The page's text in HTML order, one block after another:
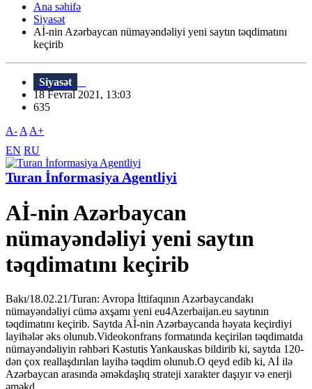
Ana səhifə
Siyasət
Aİ-nin Azərbaycan nümayəndəliyi yeni saytın təqdimatını
keçirib
Siyasət
18 Fevral 2021, 13:03
635
A- A A+
EN RU
Turan İnformasiya Agentliyi
Aİ-nin Azərbaycan
nümayəndəliyi yeni saytın
təqdimatını keçirib
Bakı/18.02.21/Turan: Avropa İttifaqının Azərbaycandakı
nümayəndəliyi cümə axşamı yeni eu4Azerbaijan.eu saytının
təqdimatını keçirib. Saytda Aİ-nin Azərbaycanda həyata keçirdiyi
layihələr əks olunub.Videokonfrans formatında keçirilən təqdimatda
nümayəndəliyin rəhbəri Kəstutis Yankauskas bildirib ki, saytda 120-
dən çox reallaşdırılan layihə təqdim olunub.O qeyd edib ki, Aİ ilə
Azərbaycan arasında əməkdaşlıq strateji xarakter daşıyır və enerji
əməkd...